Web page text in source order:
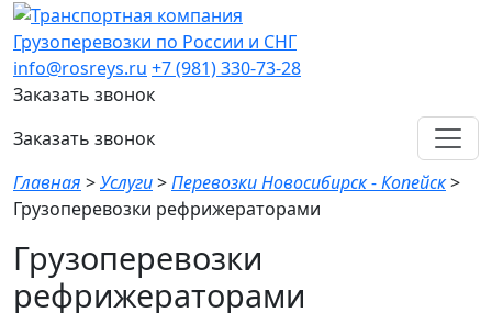
Грузоперевозки по России и СНГ
info@rosreys.ru +7 (981) 330-73-28
Заказать звонок
Заказать звонок
Главная >Услуги>Перевозки Новосибирск - Копейск>
Грузоперевозки рефрижераторами
Грузоперевозки
рефрижераторами